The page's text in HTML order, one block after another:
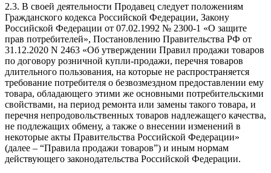
2.3. В своей деятельности Продавец следует положениям
Гражданского кодекса Российской Федерации, Закону
Российской Федерации от 07.02.1992 № 2300-1 «О защите
прав потребителей», Постановлению Правительства РФ от
31.12.2020 N 2463 «Об утверждении Правил продажи товаров
по договору розничной купли-продажи, перечня товаров
длительного пользования, на которые не распространяется
требование потребителя о безвозмездном предоставлении ему
товара, обладающего этими же основными потребительскими
свойствами, на период ремонта или замены такого товара, и
перечня непродовольственных товаров надлежащего качества,
не подлежащих обмену, а также о внесении изменений в
некоторые акты Правительства Российской Федерации»
(далее – “Правила продажи товаров”) и иным нормам
действующего законодательства Российской Федерации.